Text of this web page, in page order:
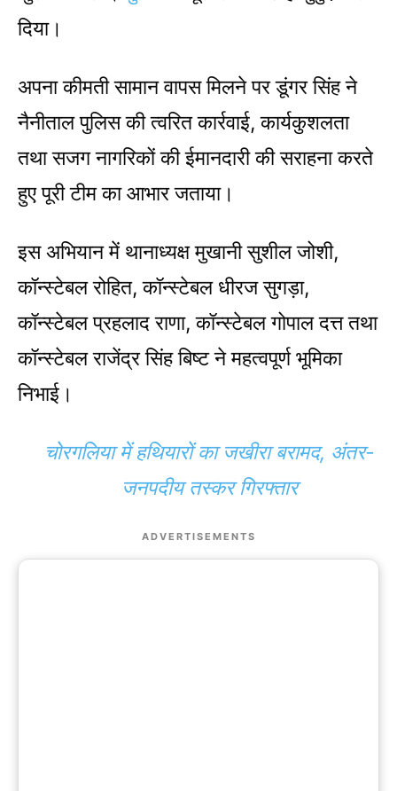
दिया।
अपना कीमती सामान वापस मिलने पर डूंगर सिंह ने
नैनीताल पुलिस की त्वरित कार्रवाई, कार्यकुशलता
तथा सजग नागरिकों की ईमानदारी की सराहना करते
हुए पूरी टीम का आभार जताया।
इस अभियान में थानाध्यक्ष मुखानी सुशील जोशी,
कॉन्स्टेबल रोहित, कॉन्स्टेबल धीरज सुगड़ा,
कॉन्स्टेबल प्रहलाद राणा, कॉन्स्टेबल गोपाल दत्त तथा
कॉन्स्टेबल राजेंद्र सिंह बिष्ट ने महत्वपूर्ण भूमिका
निभाई।
चोरगलिया में हथियारों का जखीरा बरामद, अंतर-
जनपदीय तस्कर गिरफ्तार
ADVERTISEMENTS